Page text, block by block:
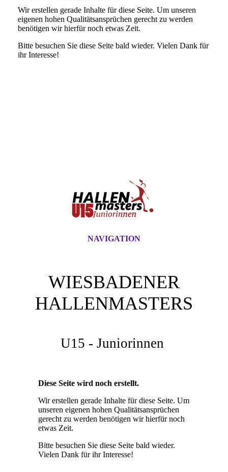
Wir erstellen gerade Inhalte für diese Seite. Um unseren
eigenen hohen Qualitätsansprüchen gerecht zu werden
benötigen wir hierfür noch etwas Zeit.
Bitte besuchen Sie diese Seite bald wieder. Vielen Dank für
ihr Interesse!
NAVIGATION
WIESBADENER
HALLENMASTERS
U15 - Juniorinnen
Diese Seite wird noch erstellt.
Wir erstellen gerade Inhalte für diese Seite. Um
unseren eigenen hohen Qualitätsansprüchen
gerecht zu werden benötigen wir hierfür noch
etwas Zeit.
Bitte besuchen Sie diese Seite bald wieder.
Vielen Dank für ihr Interesse!